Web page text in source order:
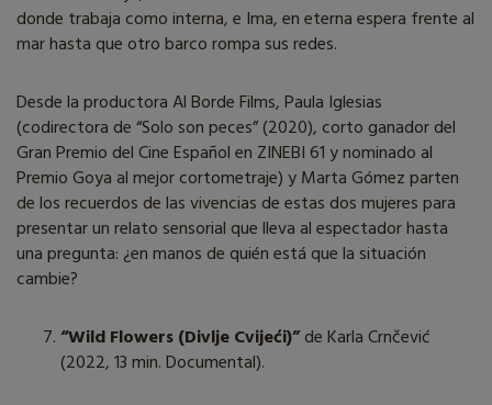
donde trabaja como interna, e Ima, en eterna espera frente al
mar hasta que otro barco rompa sus redes.
Desde la productora Al Borde Films, Paula Iglesias
(codirectora de “Solo son peces” (2020), corto ganador del
Gran Premio del Cine Español en ZINEBI 61 y nominado al
Premio Goya al mejor cortometraje) y Marta Gómez parten
de los recuerdos de las vivencias de estas dos mujeres para
presentar un relato sensorial que lleva al espectador hasta
una pregunta: ¿en manos de quién está que la situación
cambie?
“Wild Flowers (Divlje Cvijeći)”de Karla Crnčević
(2022, 13 min. Documental).